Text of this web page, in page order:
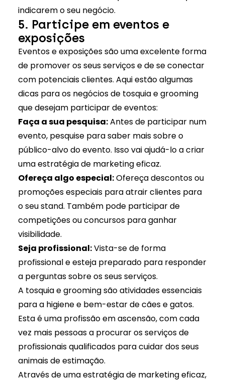
indicarem o seu negócio.
5. Participe em eventos e
exposições
Eventos e exposições são uma excelente forma
de promover os seus serviços e de se conectar
com potenciais clientes. Aqui estão algumas
dicas para os negócios de tosquia e grooming
que desejam participar de eventos:
Faça a sua pesquisa:Antes de participar num
evento, pesquise para saber mais sobre o
público-alvo do evento. Isso vai ajudá-lo a criar
uma estratégia de marketing eficaz.
Ofereça algo especial:Ofereça descontos ou
promoções especiais para atrair clientes para
o seu stand. Também pode participar de
competições ou concursos para ganhar
visibilidade.
Seja profissional:Vista-se de forma
profissional e esteja preparado para responder
a perguntas sobre os seus serviços.
A tosquia e grooming são atividades essenciais
para a higiene e bem-estar de cães e gatos.
Esta é uma profissão em ascensão, com cada
vez mais pessoas a procurar os serviços de
profissionais qualificados para cuidar dos seus
animais de estimação.
Através de uma estratégia de marketing eficaz,